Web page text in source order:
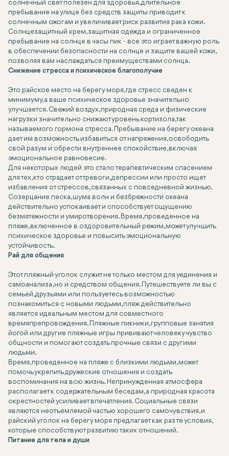
солнечный свет полезен для здоровья, длительное
пребывание на улице без средств защиты приводит к
солнечным ожогам и увеличивает риск развития рака кожи.
Солнцезащитный крем, защитная одежда и ограниченное
пребывание на солнце в часы пик - все это играет важную роль
в обеспечении безопасности на солнце и защите вашей кожи,
позволяя вам наслаждаться преимуществами солнца.
Снижение стресса и психическое благополучие
Это райское место на берегу моря, где стресс сведен к
минимуму, а ваше психическое здоровье значительно
улучшается. Свежий воздух, природная среда и физические
нагрузки значительно снижают уровень кортизола, так
называемого гормона стресса. Пребывание на берегу океана
дает им возможность избавиться от напряжения, освободить
свой разум и обрести внутреннее спокойствие, включая
эмоциональное равновесие.
Для некоторых людей это стало терапевтическим спасением
для тех, кто страдает от тревоги, депрессии или просто ищет
избавления от стрессов, связанных с повседневной жизнью.
Созерцание песка, шума волн и безбрежности океана
действительно успокаивает и способствует ощущению
безмятежности и умиротворения. Время, проведенное на
пляже, включенное в оздоровительный режим, может улучшить
психическое здоровье и повысить эмоциональную
устойчивость.
Рай для общения
Этот пляжный уголок служит не только местом для уединения и
самоанализа, но и средством общения. Путешествуете ли вы с
семьей, друзьями или пользуетесь возможностью
познакомиться с новыми людьми, пляж действительно
является идеальным местом для совместного
времяпрепровождения. Пляжные пикники, групповые занятия
йогой или другие пляжные игры прививают человеку чувство
общности и помогают создать прочные связи с другими
людьми.
Время, проведенное на пляже с близкими людьми, может
помочь укрепить дружеские отношения и создать
воспоминания на всю жизнь. Непринужденная атмосфера
располагает к содержательным беседам, а природная красота
окрестностей усиливает впечатления. Социальные связи
являются неотъемлемой частью хорошего самочувствия, и
райский уголок на берегу моря предлагает как раз те условия,
которые способствуют развитию таких отношений.
Питание для тела и души